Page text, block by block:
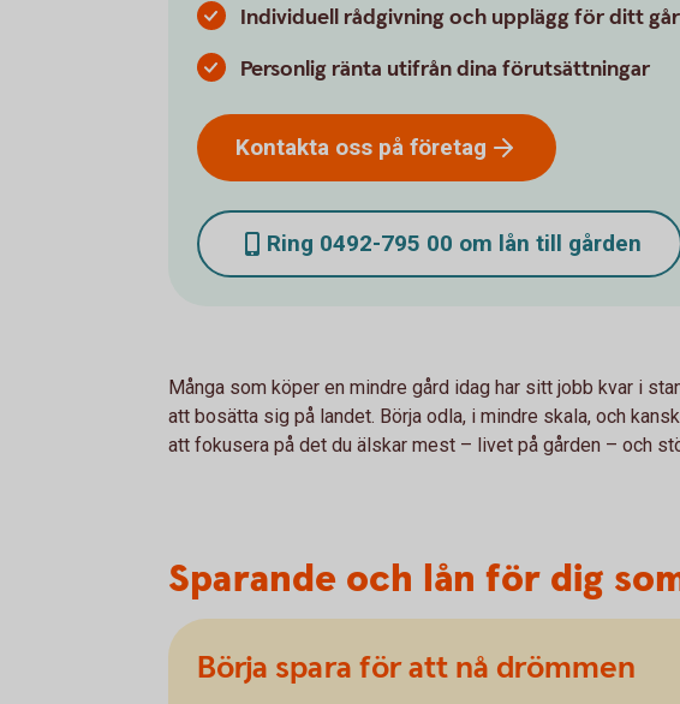
Individuell rådgivning och upplägg för ditt
Personlig ränta utifrån dina förutsättningar
Kontakta oss på företag
Ring 0492-795 00 om lån till gården
Många som köper en mindre gård idag har sitt jobb kvar i
att bosätta sig på landet. Börja odla, i mindre skala, och
att fokusera på det du älskar mest – livet på gården – och
Sparande och lån för dig
Börja spara för att nå drömmen